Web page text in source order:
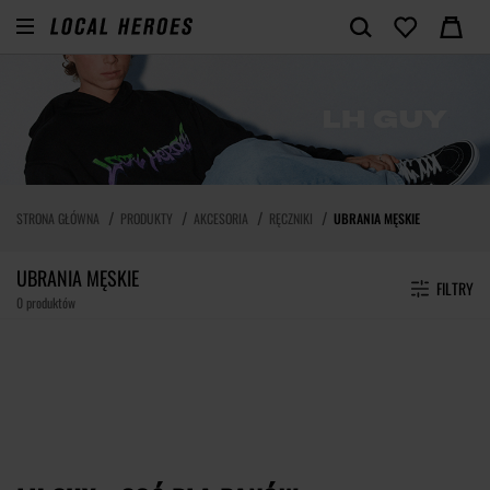
STRONA GŁÓWNA PRODUKTY AKCESORIA RĘCZNIKI UBRANIA MĘSKIE
UBRANIA MĘSKIE
0 produktów
FILTRY